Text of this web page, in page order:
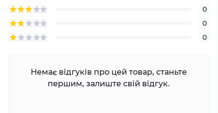
0
0
0
Немає відгуків про цей товар, станьте
першим, залиште свій відгук.